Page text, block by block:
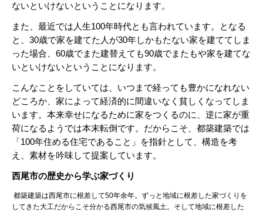
ないといけないということになります。
また、最近では人生100年時代とも言われています。
となる
と、 30歳で家を建てた人が30年しかもたない家を建ててしま
った場合、 60歳でまた建替えても90歳でまたもや家を建てな
いといけないということになります。
こんなことをしていては、いつまで経っても豊かになれない
どころか、家によって経済的に間違いなく貧しくなってしま
います。 本来幸せになるために家をつくるのに、逆に家が重
荷になるようでは本末転倒です。 だからこそ、都築建築では
「 100年住める住宅であること」を指針として、 構造を考
え、素材を吟味して提案しています。
西尾市の歴史から学ぶ家づくり
都築建築は西尾市に根差して50年余年。ずっと地域に根差した家づくりを
してきた大工だからこそ分かる西尾市の気候風土。そして地域に根差した